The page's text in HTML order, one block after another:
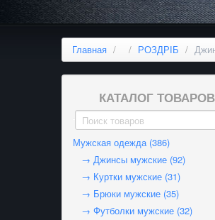
Главная / / РОЗДРІБ /
КАТАЛОГ ТОВАРОВ
Мужская одежда (386)
→ Джинсы мужские (92)
→ Куртки мужские (31)
→ Брюки мужские (35)
→ Футболки мужские (32)